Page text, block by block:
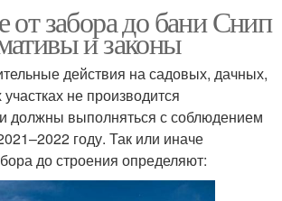
от забора до бани Снип
и законы
действия на садовых, дачных,
не производится
должны выполняться с соблюдением
году. Так или иначе
до строения определяют: